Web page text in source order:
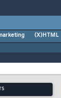
(X)HTML